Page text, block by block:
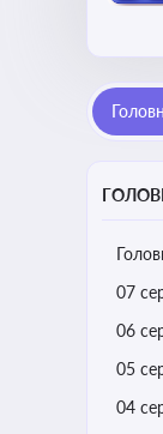
07
06
05
04